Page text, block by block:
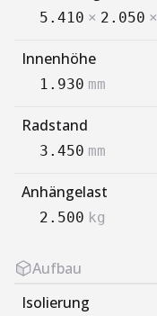
5.410 × 2.050 ×
Innenhöhe
1.930 mm
Radstand
3.450 mm
Anhängelast
2.500 kg
Aufbau
Isolierung